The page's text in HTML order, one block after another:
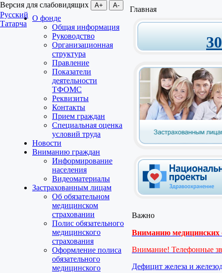
Версия для слабовидящих
A+ A-
Русский
Татарча
О фонде
Общая информация
Руководство
Организационная
структура
Правление
Показатели
деятельности
ТФОМС
Реквизиты
Контакты
Прием граждан
Специальная оценка
условий труда
Новости
Вниманию граждан
Информирование
населения
Видеоматериалы
Застрахованным лицам
Об обязательном
медицинском
страховании
Полис обязательного
медицинского
страхования
Оформление полиса
обязательного
медицинского
Главная
Важно
Вниманию медицинских
Внимание! Телефонные
Дефицит железа и